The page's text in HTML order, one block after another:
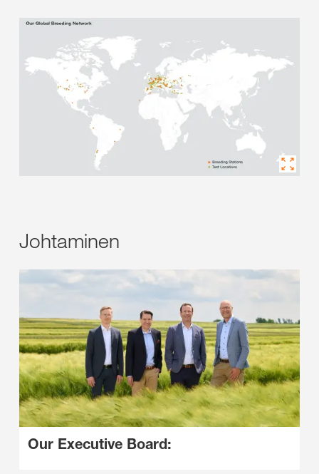
Johtaminen
Our Executive Board: